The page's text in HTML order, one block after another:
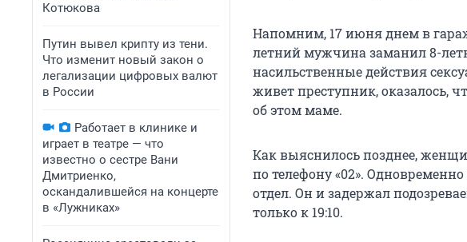
Котюкова
Путин вывел крипту из тени.
Что изменит новый закон о
легализации цифровых валют
в России
Работает в клинике и
играет в театре — что
известно о сестре Вани
Дмитриенко,
оскандалившейся на концерте
в «Лужниках»
Напомним, 17 июня днем в
летний мужчина заманил 8-
насильственные действия
живет преступник, оказалось,
об этом маме.
Как выяснилось позднее,
по телефону «02».
отдел. Он и задержал
только к 19:10.